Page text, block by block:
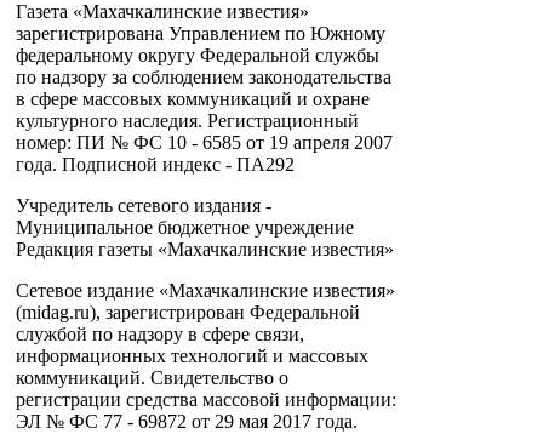
Газета «Махачкалинские известия»
зарегистрирована Управлением по Южному
федеральному округу Федеральной службы
по надзору за соблюдением законодательства
в сфере массовых коммуникаций и охране
культурного наследия. Регистрационный
номер: ПИ № ФС 10 - 6585 от 19 апреля 2007
года. Подписной индекс - ПА292
Учредитель сетевого издания -
Муниципальное бюджетное учреждение
Редакция газеты «Махачкалинские известия»
Сетевое издание «Махачкалинские известия»
(midag.ru), зарегистрирован Федеральной
службой по надзору в сфере связи,
информационных технологий и массовых
коммуникаций. Свидетельство о
регистрации средства массовой информации:
ЭЛ № ФС 77 - 69872 от 29 мая 2017 года.